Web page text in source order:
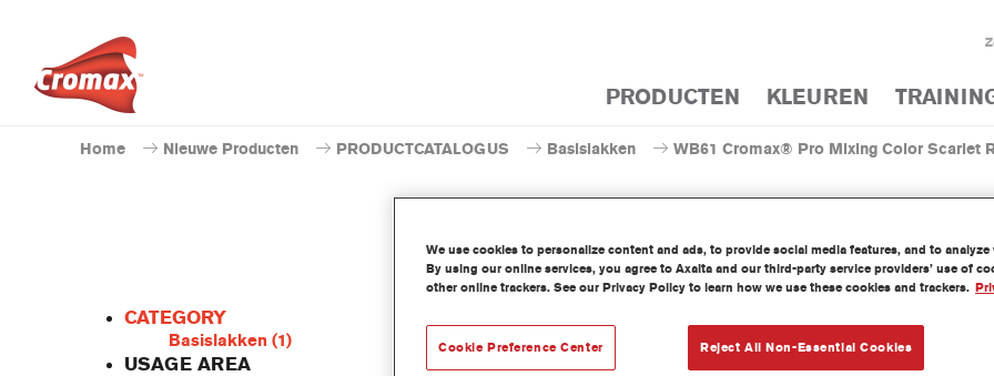
PRODUCTEN KLEUREN
Home Nieuwe Producten PRODUCTCATALOGUS Basislakken WB61 Cromax® Pro Mixing Color Scarlet
CATEGORY
Basislakken (1)
USAGE AREA
WB61 Cromax® Pro
We use cookies to personalize content and ads, to provide social media features, and to
By using our online services, you agree to Axalta and our third-party service providers’ use of
other online trackers. See our Privacy Policy to learn how we use these cookies and trackers.
Reject All Non-Essential Cookies
Cookie Preference Center